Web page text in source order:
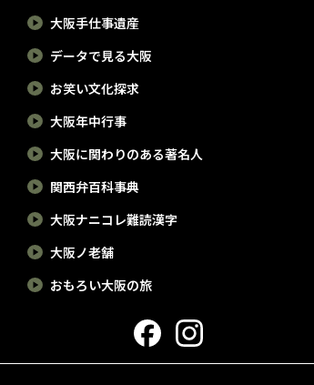
大阪手仕事遺産
データで見る大阪
お笑い文化探求
大阪年中行事
大阪に関わりのある著名人
関西弁百科事典
大阪ナニコレ難読漢字
大阪ノ老舗
おもろい大阪の旅